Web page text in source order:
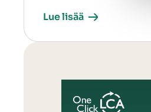
Lue lisää